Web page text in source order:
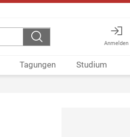
Anmelden
Tagungen Studium